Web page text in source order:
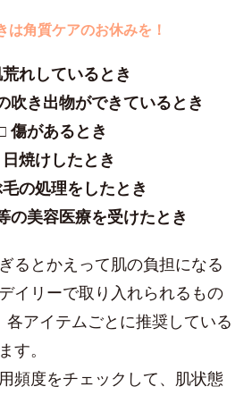
は角質ケアのお休みを ！
れしているとき
吹き出物ができているとき
傷があるとき
焼けしたとき
の処理をしたとき
の美容医療を受けたとき
るとかえって肌の負担になる
イリーで取り入れられるもの
アイテムごとに推奨している
す。
頻度をチェックして、肌状態